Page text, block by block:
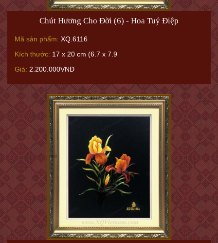
Chút Hương Cho Đời (6) - Hoa Tuý Điệp
Mã sản phẩm: XQ.6116
Kích thước: 17 x 20 cm (6.7 x 7.9
Giá: 2.200.000VNĐ